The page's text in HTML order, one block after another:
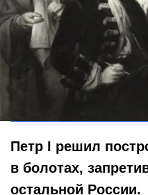
Черепица, глина и
привозных булыжников
Global Look Press /
Петр I решил
в болотах,
остальной России.